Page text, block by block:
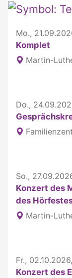
Weitere
Mo.,
Komplet
Martin-
Do.,
So.,
Konzert des
des
Martin-
Fr.,
Konzert des